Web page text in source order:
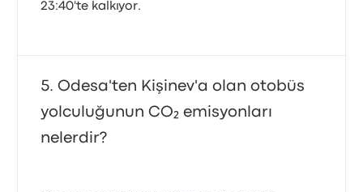
23:40'te kalkıyor.
Odesa'ten Kişinev'a olan otobüs
yolculuğunun CO₂ emisyonları
nelerdir?